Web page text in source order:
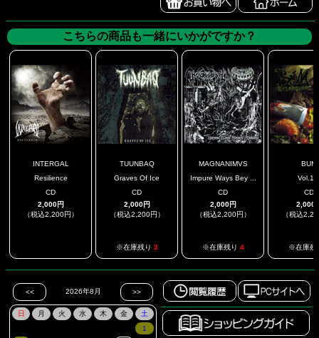
こちらの商品も一緒にいかがですか？
INTERGAL
Resilience
CD
2,000円
（税込2,200円）
TUUNBAQ
Graves Of Ice
CD
2,000円
（税込2,200円）
※在庫残り 3
MAGNANIMVS
Impure Ways Bey ...
CD
2,000円
（税込2,200円）
※在庫残り 4
BUM
CD
2,000
（税込
※在庫残